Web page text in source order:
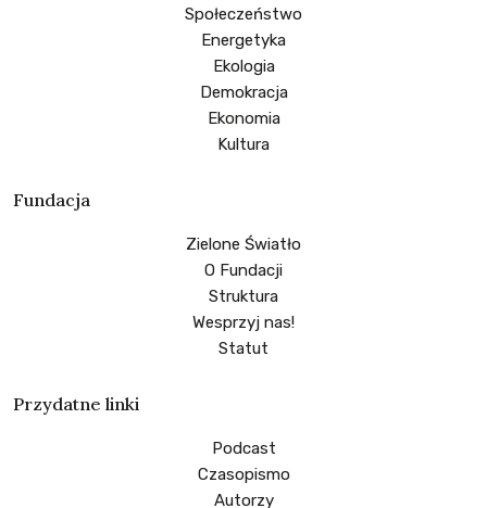
Społeczeństwo
Energetyka
Ekologia
Demokracja
Ekonomia
Kultura
Fundacja
Zielone Światło
O Fundacji
Struktura
Wesprzyj nas!
Statut
Przydatne linki
Podcast
Czasopismo
Autorzy